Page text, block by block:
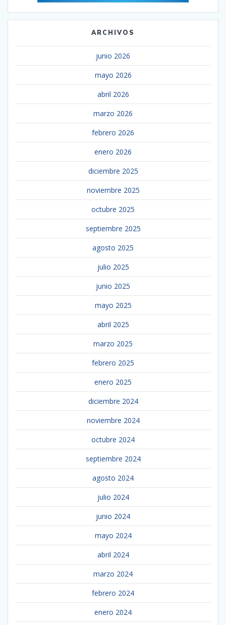
ARCHIVOS
junio 2026
mayo 2026
abril 2026
marzo 2026
febrero 2026
enero 2026
diciembre 2025
noviembre 2025
octubre 2025
septiembre 2025
agosto 2025
julio 2025
junio 2025
mayo 2025
abril 2025
marzo 2025
febrero 2025
enero 2025
diciembre 2024
noviembre 2024
octubre 2024
septiembre 2024
agosto 2024
julio 2024
junio 2024
mayo 2024
abril 2024
marzo 2024
febrero 2024
enero 2024